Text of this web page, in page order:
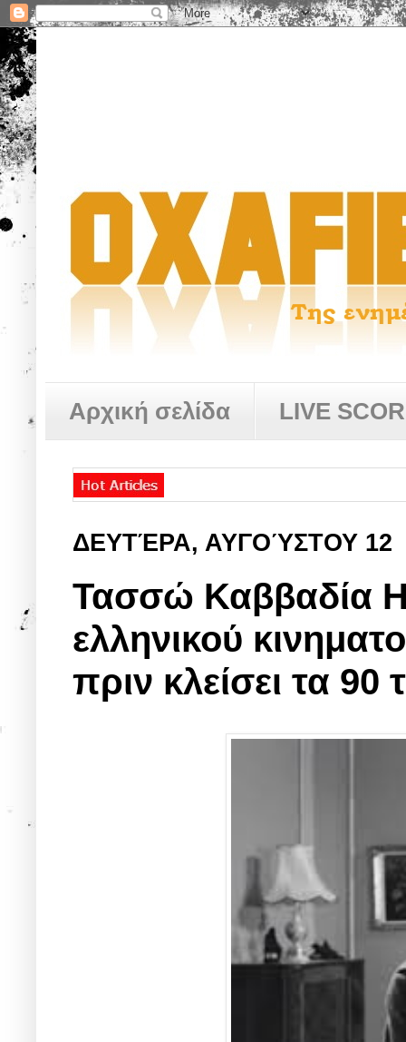
Αρχική σελίδα LIVE
ΔΕΥΤΈΡΑ, ΑΥΓΟΎΣΤΟΥ 12
Τασσώ Καββαδία Η
ελληνικού
πριν κλείσει τα 90